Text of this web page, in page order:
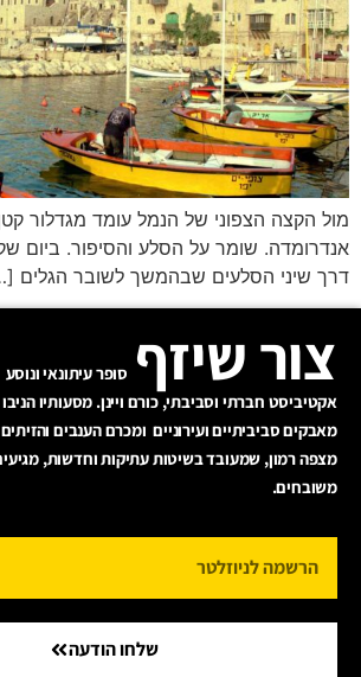
מול הקצה הצפוני של הנמל עומד מגדלור
אנדרומדה. שומר על הסלע והסיפור. ביום
דרך שיני הסלעים שבהמשך לשובר הגלים
צור שיזף סופר עיתונאי ונוסע
אקטיביסט חברתי וסביבתי, כורם ויינן. מסעותיו
מאבקים סביביתיים ועירוניים ומכרם הענבים
מצפה רמון, שמעובד בשיטות עתיקות וחדשות, מגיעים
משובחים.
שלחו הודעה